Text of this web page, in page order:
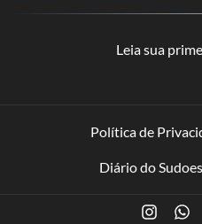
Leia sua
Política de
Diário do